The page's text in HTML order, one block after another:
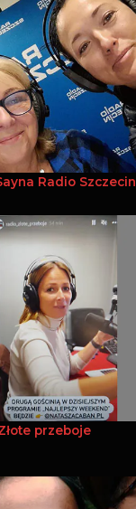
Radio Szczecin
przeboje